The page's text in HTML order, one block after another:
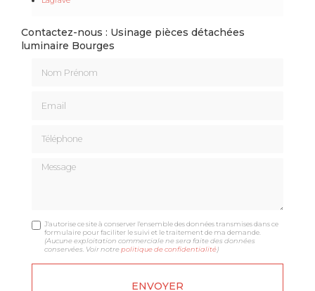
Contactez-nous : Usinage pièces détachées
luminaire Bourges
Message
J'autorise ce site à conserver l'ensemble des données transmises dans ce
formulaire pour faciliter le suivi et le traitement de ma demande.
(Aucune exploitation commerciale ne sera faite des données
conservées. Voir notrepolitique de confidentialité)